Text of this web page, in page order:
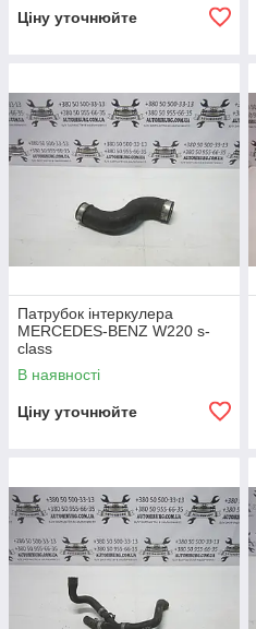
Ціну уточнюйте
Патрубок інтеркулера
MERCEDES-BENZ W220 s-
class
В наявності
Ціну уточнюйте